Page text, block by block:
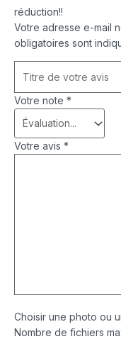
réduction!!
Votre adresse e-mail
obligatoires sont
Votre note *
Votre avis *
Choisir une photo ou
Nombre de fichiers